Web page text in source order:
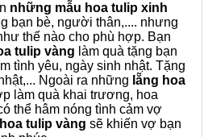
những mẫu hoa tulip xinh
bạn bè, người thân,.... nhưng
thế nào cho phù hợp. Bạn
tulip vàng làm quà tặng bạn
tình yêu, ngày sinh nhật. Tặng
Ngoài ra những lẵng hoa
làm quà khai trương, hoa
thể hâm nóng tình cảm vợ
tulip vàng sẽ khiến vợ bạn